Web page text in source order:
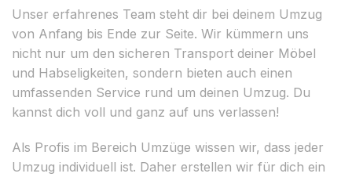
Unser erfahrenes Team steht dir bei deinem Umzug
von Anfang bis Ende zur Seite. Wir kümmern uns
nicht nur um den sicheren Transport deiner Möbel
und Habseligkeiten, sondern bieten auch einen
umfassenden Service rund um deinen Umzug. Du
kannst dich voll und ganz auf uns verlassen!
Als Profis im Bereich Umzüge wissen wir, dass jeder
Umzug individuell ist. Daher erstellen wir für dich ein